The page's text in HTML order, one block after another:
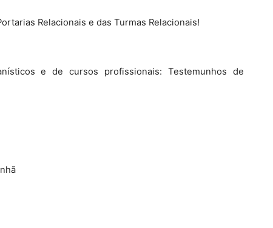
Relacionais e das Turmas Relacionais!
e de cursos profissionais: Testemunhos de